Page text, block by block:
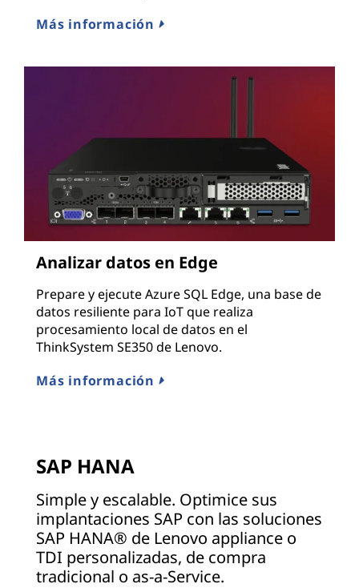
Más información
Analizar datos en Edge
Prepare y ejecute Azure SQL Edge, una base de
datos resiliente para IoT que realiza
procesamiento local de datos en el
ThinkSystem SE350 de Lenovo.
Más información
SAP HANA
Simple y escalable. Optimice sus
implantaciones SAP con las soluciones
SAP HANA® de Lenovo appliance o
TDI personalizadas, de compra
tradicional o as-a-Service.